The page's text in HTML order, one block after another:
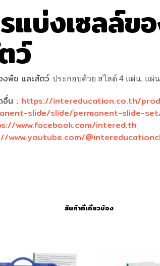
แบ่งเซลล์ข
ว์
งพืช และสัตว์ ประกอบด้วย สไลด์ 4 แผ่น, แผ่
อื่น : https://intereducation.co.th/
slide/slide/permanent-slide-
www.facebook.com/intered.th
www.youtube.com/
สินค้าที่เกี่ยวข้อง